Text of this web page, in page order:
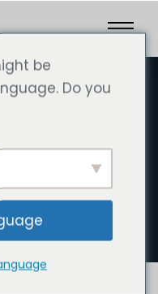
: un
les
be
Do you